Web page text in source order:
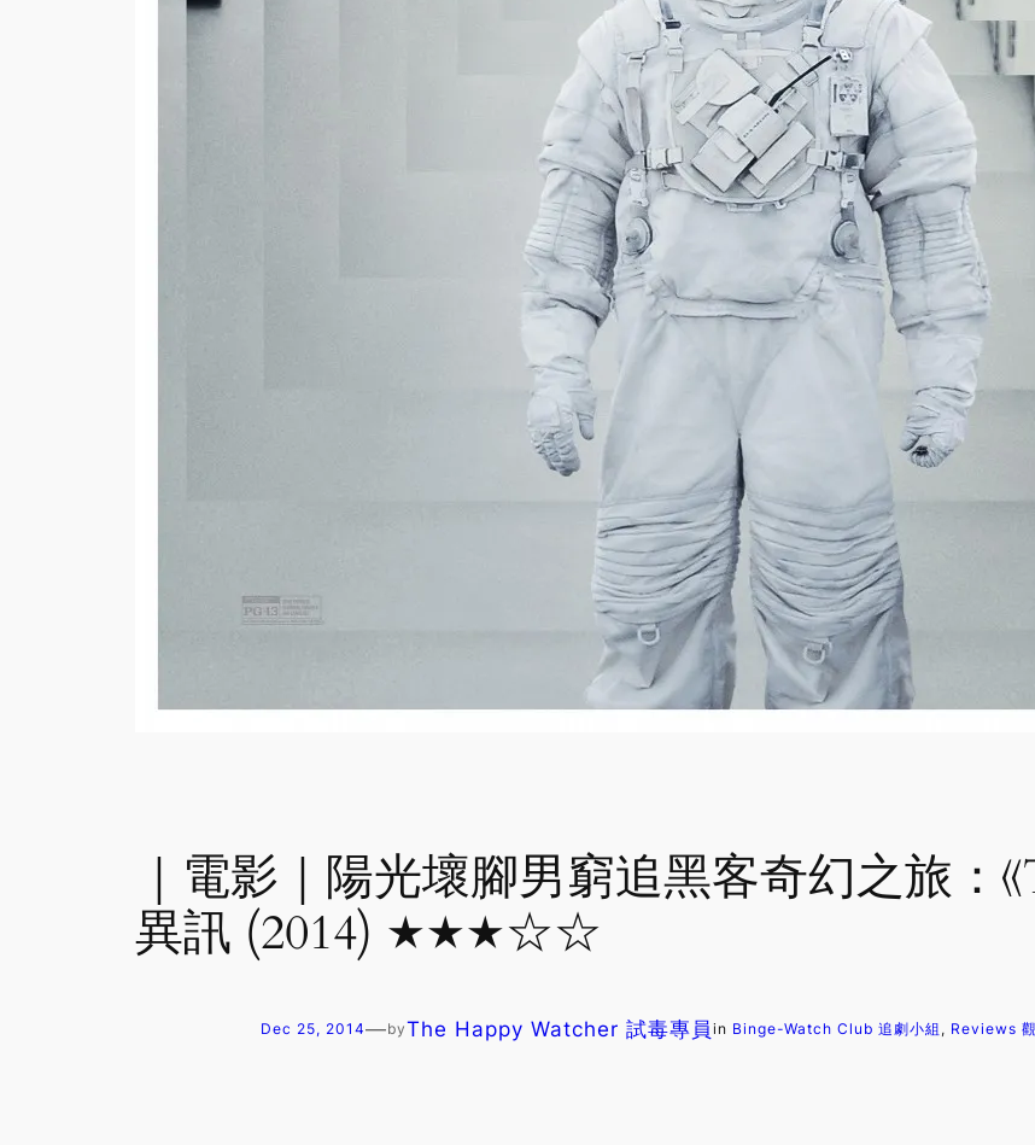
｜電影｜陽光壞腳男窮追黑客奇幻之旅：
異訊 (2014) ★★★☆☆
Dec 25, 2014—byThe Happy Watcher 試毒專員 in Binge-Watch Club 追劇小組 , Reviews